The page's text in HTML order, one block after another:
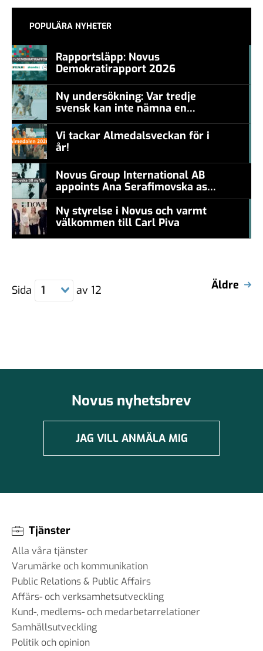
POPULÄRA NYHETER
Rapportsläpp: Novus
Demokratirapport 2026
Ny undersökning: Var tredje
svensk kan inte nämna en
Vi tackar Almedalsveckan för i
år!
Novus Group International AB
appoints Ana Serafimovska as
new CEO
Ny styrelse i Novus och varmt
välkommen till Carl Piva
Sida 1 av 12 Äldre
Novus nyhetsbrev
JAG VILL ANMÄLA MIG
Tjänster
Alla våra tjänster
Varumärke och kommunikation
Public Relations & Public Affairs
Affärs- och verksamhetsutveckling
Kund-, medlems- och medarbetarrelationer
Samhällsutveckling
Politik och opinion